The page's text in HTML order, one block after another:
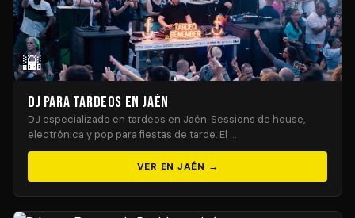
🌇
DJ para Tardeos en Jaén
DJ especializado en tardeos en Jaén. Sessions de house,
electrónica y pop para fiestas de tarde. El …
VER EN JAÉN →